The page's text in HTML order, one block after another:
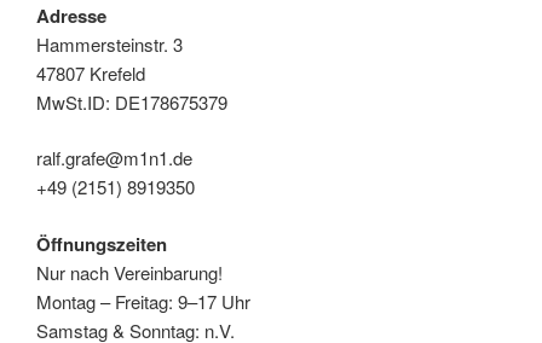
Adresse
Hammersteinstr. 3
47807 Krefeld
MwSt.ID: DE178675379
ralf.grafe@m1n1.de
+49 (2151) 8919350
Öffnungszeiten
Nur nach Vereinbarung!
Montag – Freitag: 9–17 Uhr
Samstag & Sonntag: n.V.